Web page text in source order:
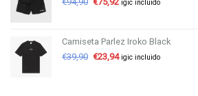
igic incluido
Camiseta Parlez Iroko Black
€39,90 €23,94 igic incluido